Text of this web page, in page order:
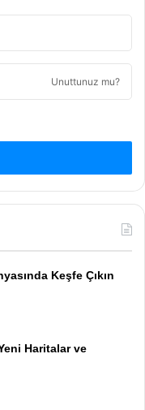
Unuttunuz mu?
Keşfe Çıkın
Haritalar ve